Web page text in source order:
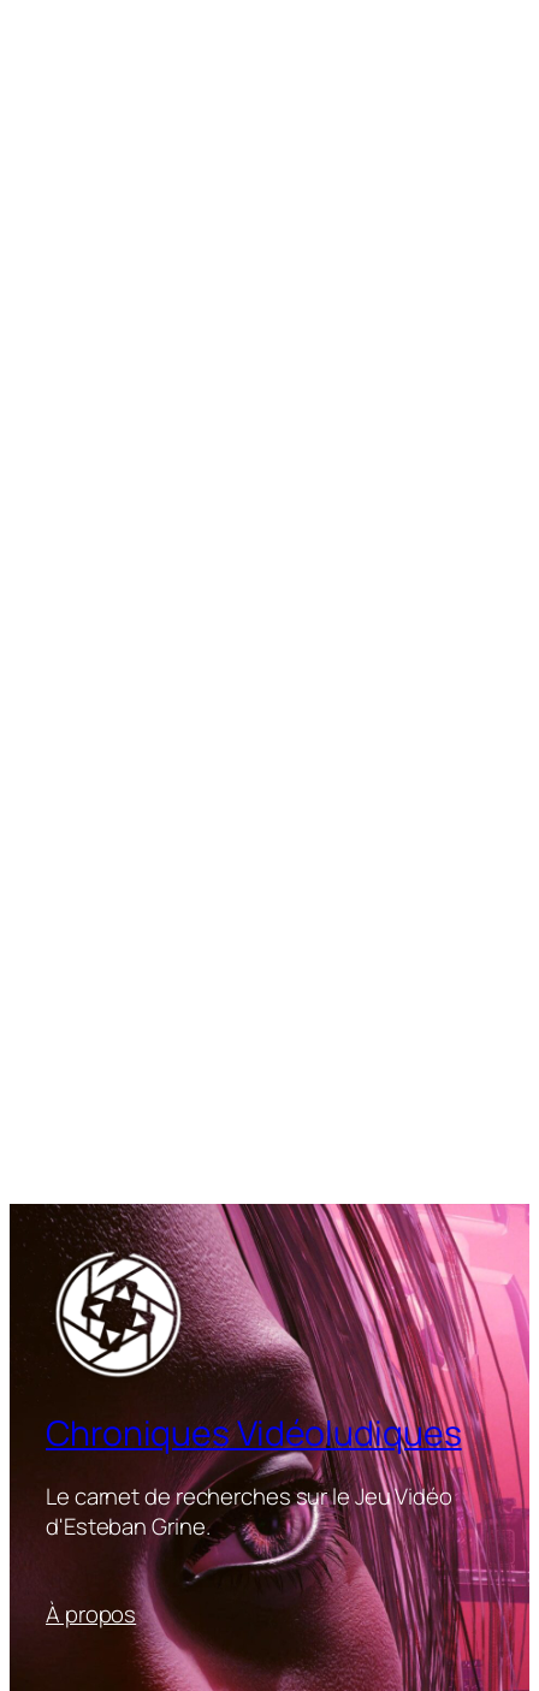
Chroniques Vidéoludiques
Le carnet de recherches sur le Jeu Vidéo
d'Esteban Grine.
À propos